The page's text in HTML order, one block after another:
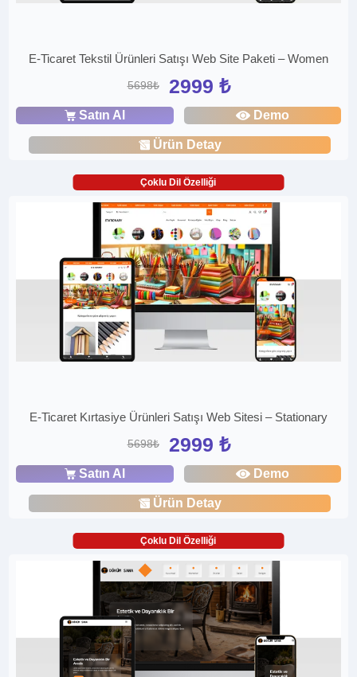
E-Ticaret Tekstil Ürünleri Satışı Web Site Paketi – Women
5698₺ 2999 ₺
Satın Al Demo
Ürün Detay
Çoklu Dil Özelliği
E-Ticaret Kırtasiye Ürünleri Satışı Web Sitesi – Stationary
5698₺ 2999 ₺
Satın Al Demo
Ürün Detay
Çoklu Dil Özelliği